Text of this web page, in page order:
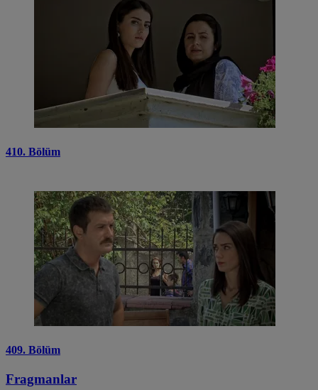
410. Bölüm
409. Bölüm
Fragmanlar